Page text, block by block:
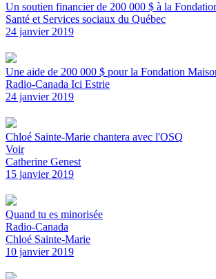
Un soutien financier de 200 000 $ à la
Santé et Services sociaux du Québec
24 janvier 2019
Une aide de 200 000 $ pour la Fondation
Radio-Canada Ici Estrie
24 janvier 2019
Chloé Sainte-Marie chantera avec l'OSQ
Voir
Catherine Genest
15 janvier 2019
Quand tu es minorisée
Radio-Canada
Chloé Sainte-Marie
10 janvier 2019